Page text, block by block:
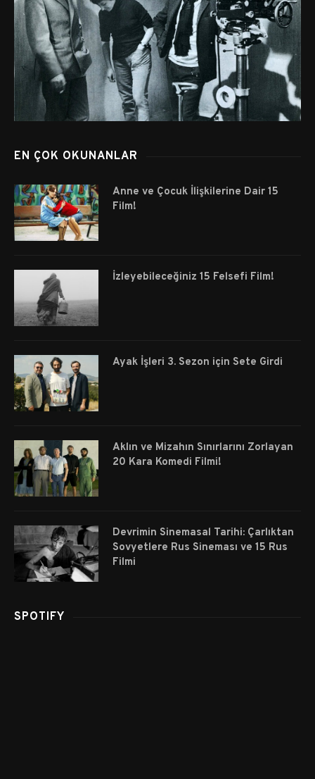
EN ÇOK OKUNANLAR
Anne ve Çocuk İlişkilerine Dair 15
Film!
İzleyebileceğiniz 15 Felsefi Film!
Ayak İşleri 3. Sezon için Sete Girdi
Aklın ve Mizahın Sınırlarını Zorlayan
20 Kara Komedi Filmi!
Devrimin Sinemasal Tarihi: Çarlıktan
Sovyetlere Rus Sineması ve 15 Rus
Filmi
SPOTIFY